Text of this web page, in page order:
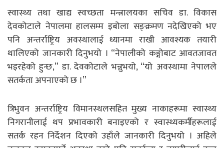
स्वास्थ्य तथा खाद्य स्वच्छता मन्त्रालयका सचिव डा. विकास
देवकोटाले नेपालमा हालसम्म इबोला सङ्क्रमण नदेखिएको भए
पनि अन्तर्राष्ट्रिय अवस्थालाई ध्यानमा राखी आवश्यक तयारी
थालिएको जानकारी दिनुभयो । “नेपालीको कङ्गोबाट आवतजावत
भइरहेको हुन्छ,” डा. देवकोटाले भन्नुभयो, “यो अवस्थामा नेपालले
सतर्कता अपनाएको छ ।”
त्रिभुवन अन्तर्राष्ट्रिय विमानस्थलसहित मुख्य नाकाहरूमा स्वास्थ्य
निगरानीलाई थप प्रभावकारी बनाइएको र स्वास्थ्यकर्मीहरूलाई
सतर्क रहन निर्देशन दिएको उहाँले जानकारी दिनुभयो । अहिले